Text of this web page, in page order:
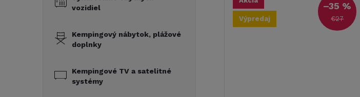
vozidiel
Kempingový nábytok, plážové
doplnky
Kempingové TV a satelitné
systémy
o
Výpredaj €27
–35 %